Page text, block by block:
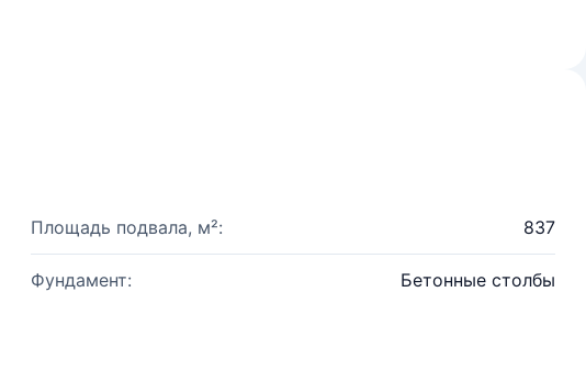
Площадь подвала, м²: 837
Фундамент: Бетонные столбы